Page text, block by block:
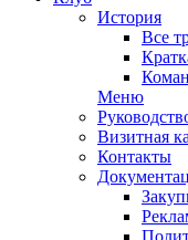
История
Все
Меню
Визитная
Контакты